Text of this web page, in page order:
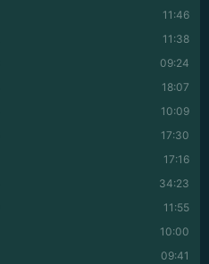
11:46
11:38
09:24
18:07
10:09
17:30
17:16
34:23
11:55
10:00
09:41